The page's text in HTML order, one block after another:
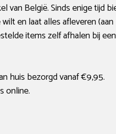
van België. Sinds enige tijd
en laat alles afleveren
items zelf afhalen bij
huis bezorgd vanaf €9,95.
online.